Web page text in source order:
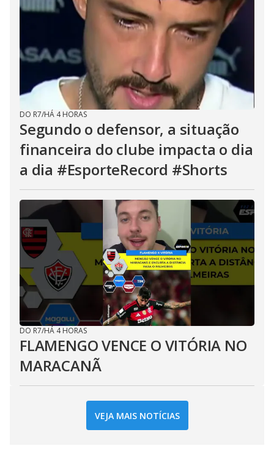
DO R7/HÁ 4 HORAS
Segundo o defensor, a situação
financeira do clube impacta o dia
a dia #EsporteRecord #Shorts
DO R7/HÁ 4 HORAS
FLAMENGO VENCE O VITÓRIA NO
MARACANÃ
VEJA MAIS NOTÍCIAS